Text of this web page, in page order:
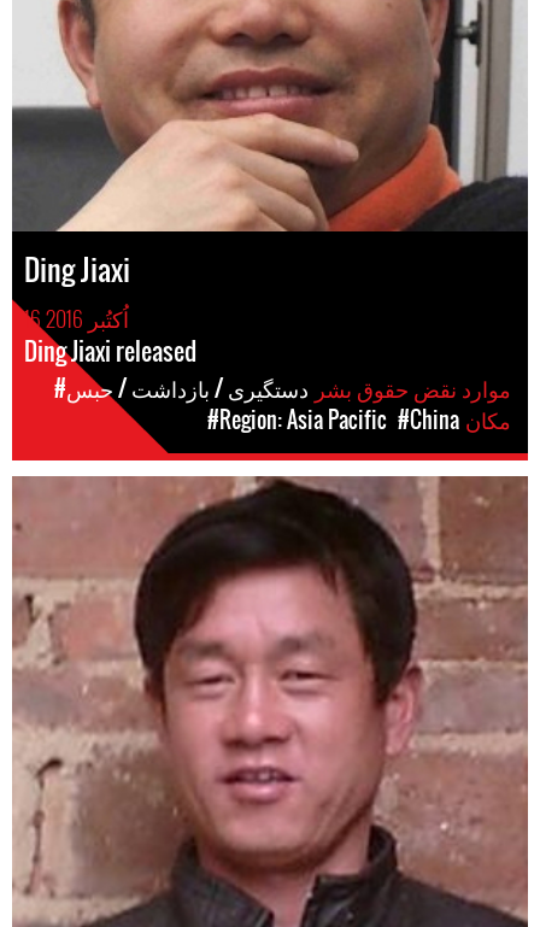
Ding Jiaxi
16 اُکتُبر 2016
Ding Jiaxi released
#دستگیری / بازداشت / حبس
#Region: Asia Pacific #China